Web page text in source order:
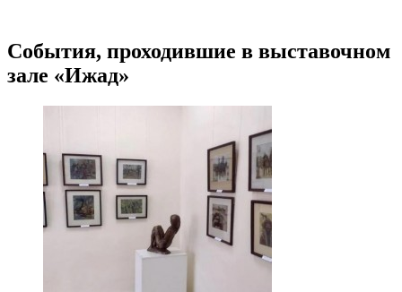
События, проходившие в выставочном
зале «Ижад»